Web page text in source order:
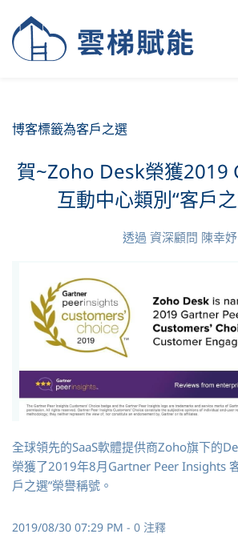
博客標籤為客戶之選
賀~Zoho Desk榮獲2019
互動中心類別“客戶
透過 資深顧問 陳幸妤
全球領先的SaaS軟體提供商Zoho旗下的
榮獲了2019年8月Gartner Peer Insights
戶之選”榮譽稱號。
2019/08/30 07:29 PM - 0 注釋